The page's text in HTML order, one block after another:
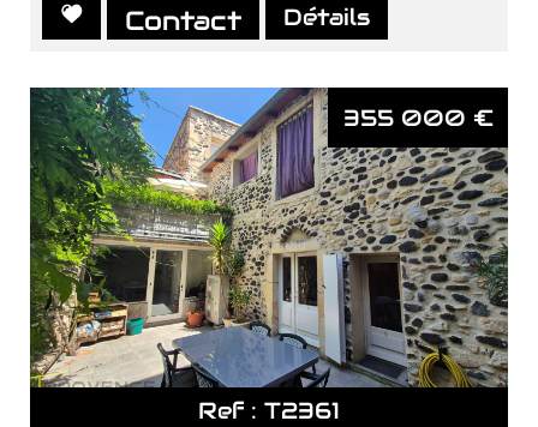
Contact Détails
355 000 €
Ref : T2361